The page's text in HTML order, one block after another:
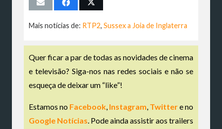
Mais notícias de: RTP2, Sussex a Joia de Inglaterra
Quer ficar a par de todas as novidades de cinema
e televisão? Siga-nos nas redes sociais e não se
esqueça de deixar um “like”!
Estamos no Facebook, Instagram, Twittere no
Google Notícias. Pode ainda assistir aos trailers